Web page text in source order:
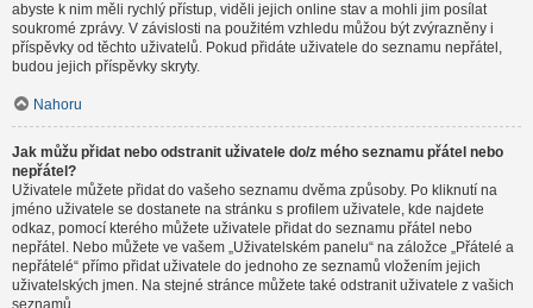
abyste k nim měli rychlý přístup, viděli jejich online stav a mohli jim posílat
soukromé zprávy. V závislosti na použitém vzhledu můžou být zvýrazněny i
příspěvky od těchto uživatelů. Pokud přidáte uživatele do seznamu nepřátel,
budou jejich příspěvky skryty.
Nahoru
Jak můžu přidat nebo odstranit uživatele do/z mého seznamu přátel nebo
nepřátel?
Uživatele můžete přidat do vašeho seznamu dvěma způsoby. Po kliknutí na
jméno uživatele se dostanete na stránku s profilem uživatele, kde najdete
odkaz, pomocí kterého můžete uživatele přidat do seznamu přátel nebo
nepřátel. Nebo můžete ve vašem „Uživatelském panelu“ na záložce „Přátelé a
nepřátelé“ přímo přidat uživatele do jednoho ze seznamů vložením jejich
uživatelských jmen. Na stejné stránce můžete také odstranit uživatele z vašich
seznamů.